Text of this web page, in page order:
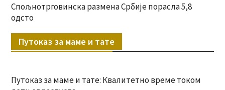
Спољнотрговинска размена Србије порасла 5,8
одсто
Путоказ за маме и тате
Путоказ за маме и тате: Квалитетно време током